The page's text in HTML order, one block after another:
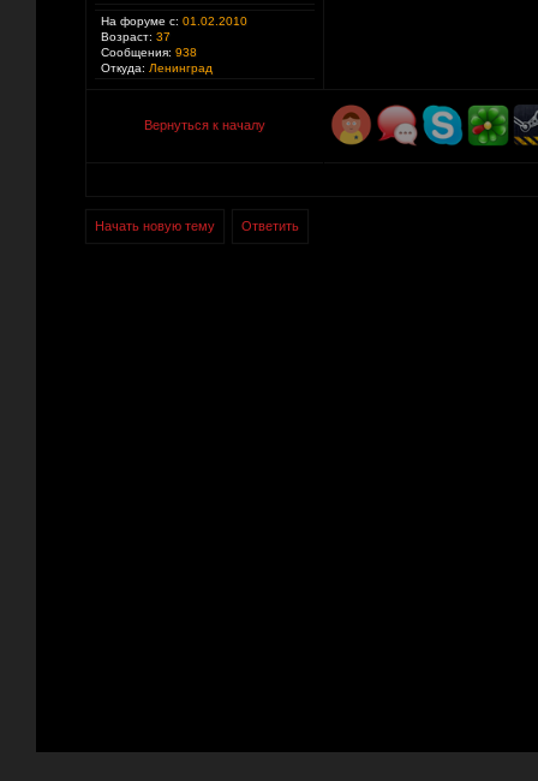
На форуме с: 01.02.2010
Возраст: 37
Сообщения: 938
Откуда: Ленинград
Вернуться к началу
Начать новую тему Ответить